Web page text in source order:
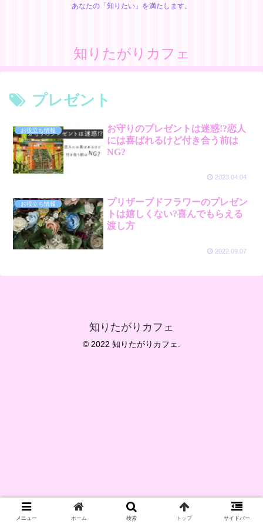
あなたの「知りたい」を満たします。
知りたがりカフェ
プレゼント
お役立ち情報
お守りのプレゼントは迷惑!?恋人
には喜ばれるけど付き合う前は
NG?
2023.04.04
お役立ち情報
プリザーブドフラワーのプレゼン
トは嬉しくない?喜んでもらえる
渡し方
2022.09.07
知りたがりカフェ
© 2022 知りたがりカフェ.
メニュー ホーム 検索 トップ サイドバー